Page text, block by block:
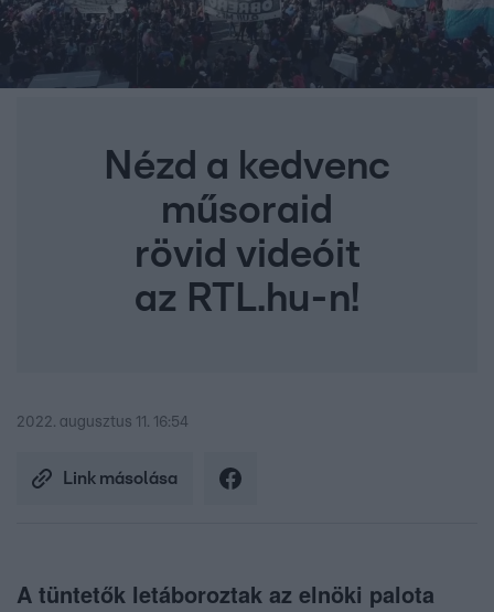
Nézd a kedvenc
műsoraid
rövid videóit
az RTL.hu-n!
2022. augusztus 11. 16:54
Link másolása
A tüntetők letáboroztak az elnöki palota